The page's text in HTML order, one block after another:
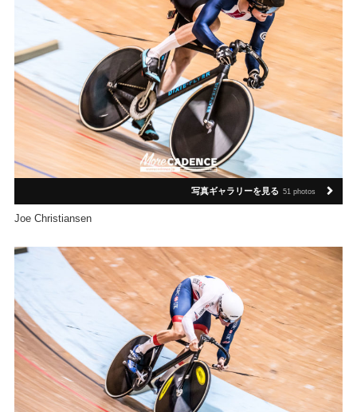
写真ギャラリーを見る 51 photos
Joe Christiansen